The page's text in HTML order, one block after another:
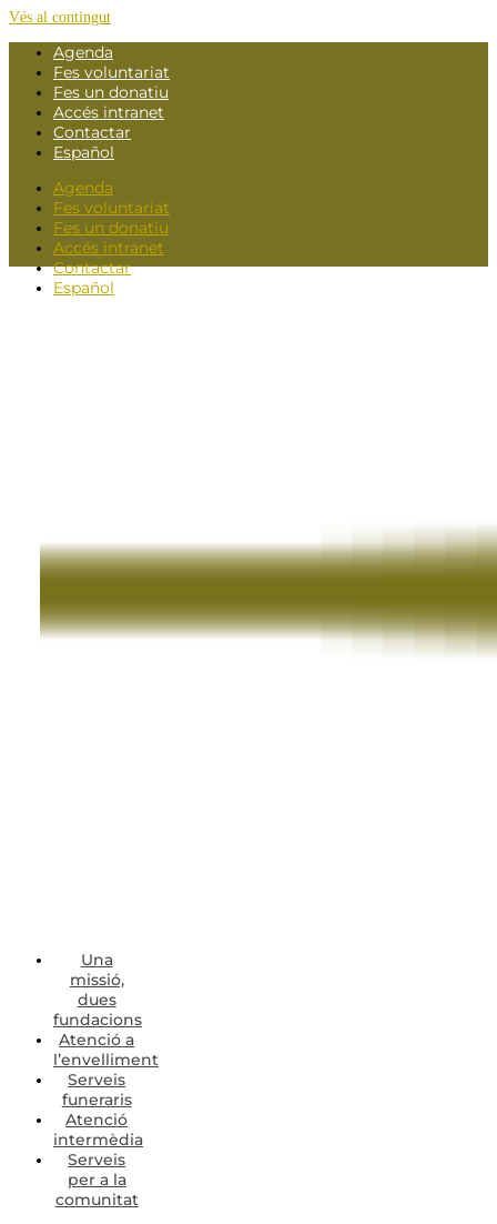
Vés al contingut
Agenda
Fes voluntariat
Fes un donatiu
Accés intranet
Contactar
Español
Agenda
Fes voluntariat
Fes un donatiu
Accés intranet
Contactar
Español
Una
missió,
dues
fundacions
Atenció a
l’envelliment
Serveis
funeraris
Atenció
intermèdia
Serveis
per a la
comunitat